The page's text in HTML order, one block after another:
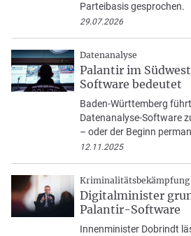
Parteibasis gesprochen.
29.07.2026
Datenanalyse
Palantir im
Software bedeutet
Baden-Württemberg
Datenanalyse-Software
– oder der Beginn
12.11.2025
Kriminalitätsbekämpfung
Digitalminister
Palantir-Software
Innenminister Dobrindt